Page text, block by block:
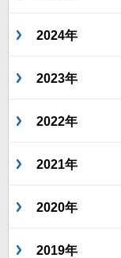
2024年
2023年
2022年
2021年
2020年
2019年